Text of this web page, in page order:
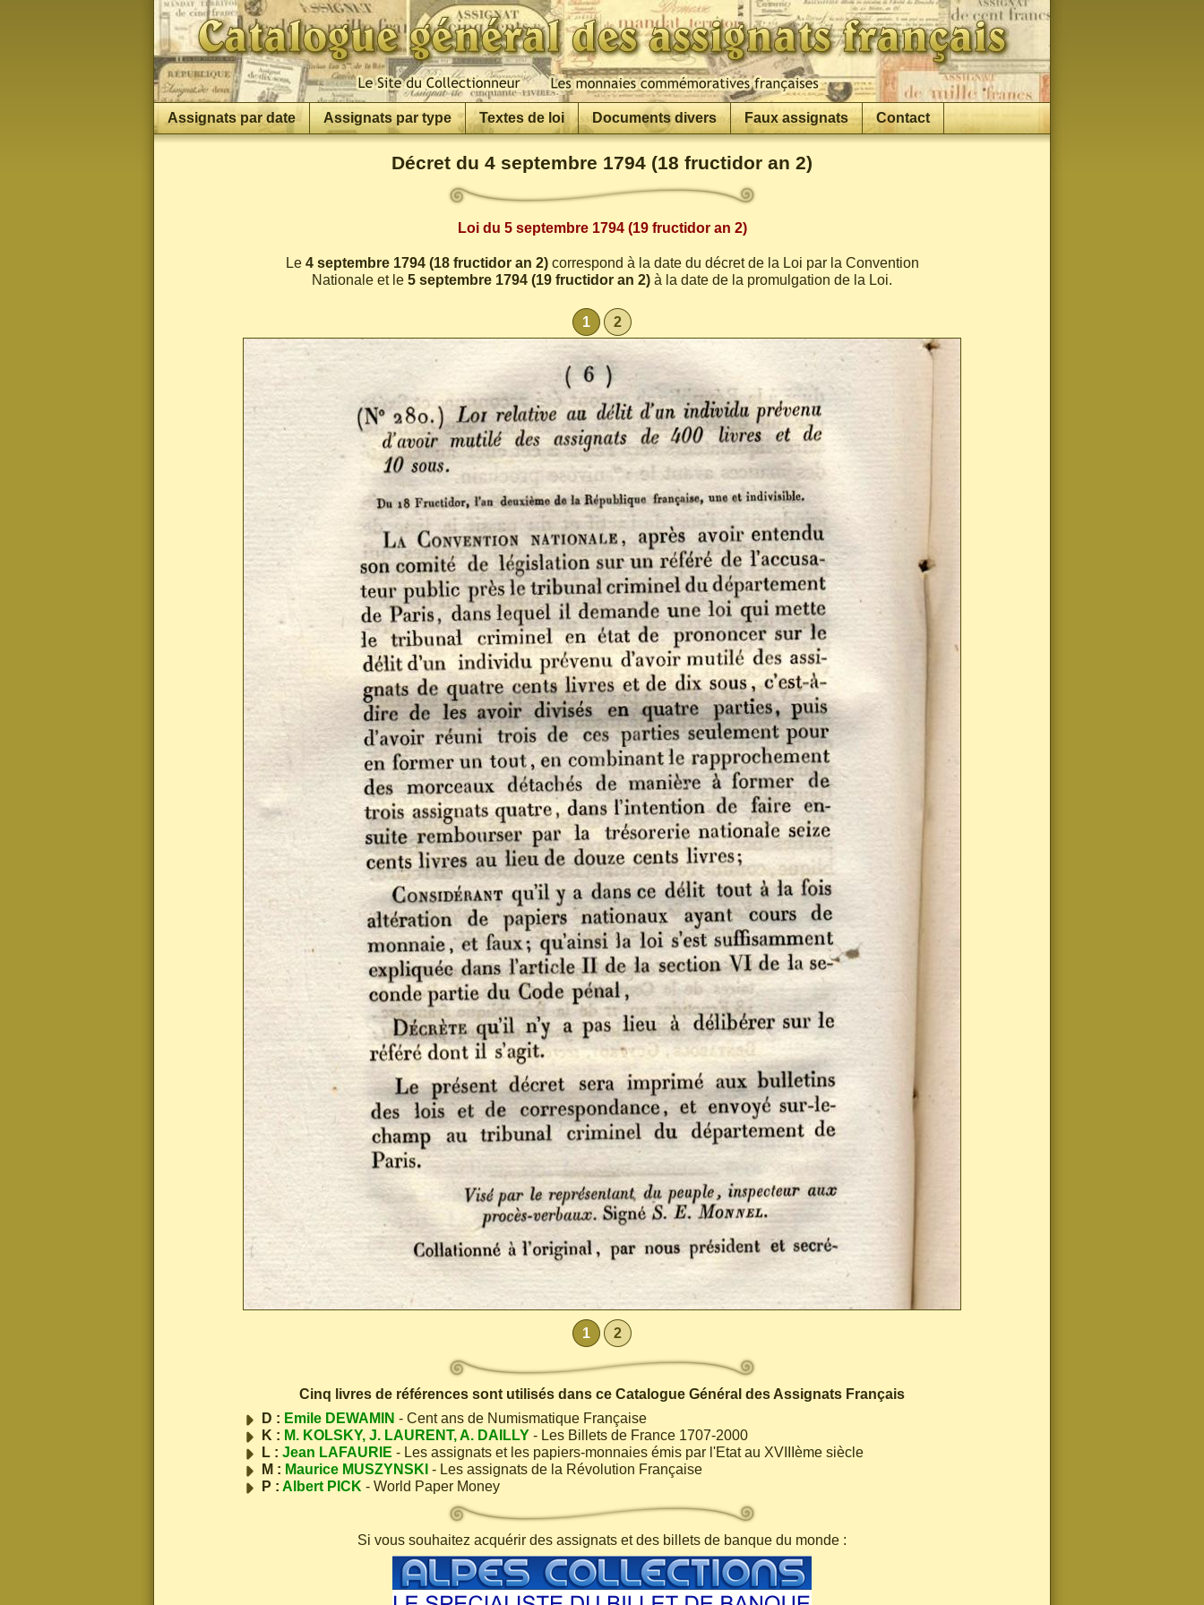
Assignats par date Assignats par type Textes de loi Documents divers Faux assignats Contact
Décret du 4 septembre 1794 (18 fructidor an 2)
Loi du 5 septembre 1794 (19 fructidor an 2)
Le 4 septembre 1794 (18 fructidor an 2)correspond à la date du décret de la Loi par la Convention
Nationale et le 5 septembre 1794 (19 fructidor an 2) à la date de la promulgation de la Loi.
1 2
1 2
Cinq livres de références sont utilisés dans ce Catalogue Général des Assignats Français
D : Emile DEWAMIN - Cent ans de Numismatique Française
K : M. KOLSKY, J. LAURENT, A. DAILLY - Les Billets de France 1707-2000
L : Jean LAFAURIE - Les assignats et les papiers-monnaies émis par l'Etat au XVIIIème siècle
M : Maurice MUSZYNSKI - Les assignats de la Révolution Française
P : Albert PICK - World Paper Money
Si vous souhaitez acquérir des assignats et des billets de banque du monde :